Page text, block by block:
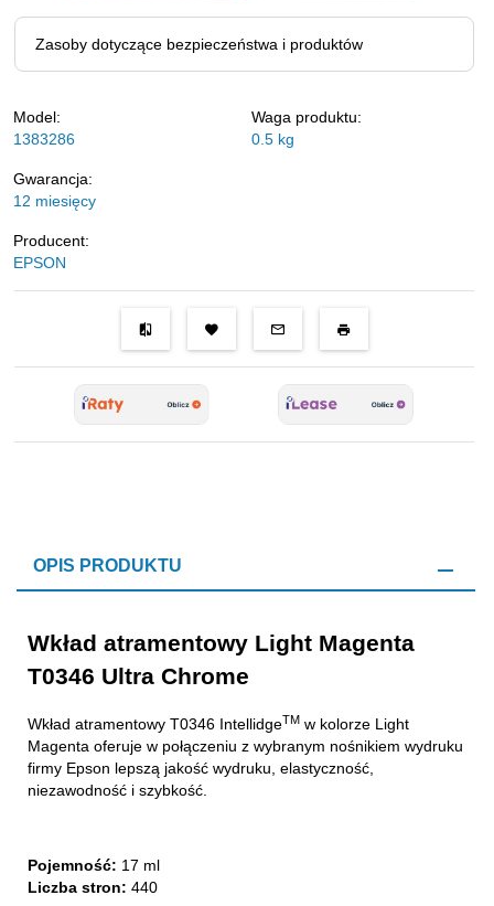
Zasoby dotyczące bezpieczeństwa i produktów
Model:
1383286
Waga produktu:
0.5 kg
Gwarancja:
12 miesięcy
Producent:
EPSON
OPIS PRODUKTU
Wkład atramentowy Light Magenta
T0346 Ultra Chrome
Wkład atramentowy T0346 IntellidgeTM w kolorze Light
Magenta oferuje w połączeniu z wybranym nośnikiem wydruku
firmy Epson lepszą jakość wydruku, elastyczność,
niezawodność i szybkość.
Pojemność: 17 ml
Liczba stron: 440